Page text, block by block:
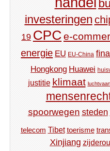
investeringen
19 CPC e-
energie EU EU-China
Hongkong Huawei
justitie klimaat
spoorwegen steden
telecom Tibet toerisme
Xinjiang